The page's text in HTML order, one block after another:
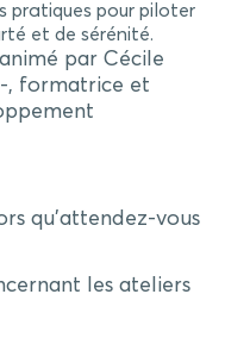
pratiques pour piloter
et de sérénité.
par Cécile
-, formatrice et
qu’attendez-vous
les ateliers